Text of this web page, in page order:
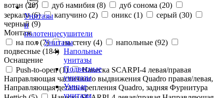
Унитазы
и
полотенцесушители
Унитазы
Напольные
унитазы
Подвесные
унитазы
Умные
унитазы
вотан (20) дуб намибия (8) дуб сонома (20)
зеркало (6) капучино (2) оникс (1) серый (30)
черный (9)
Монтаж
на пол (7) на стену (4) напольные (92)
подвесные (184)
Оснащение
Push-to-open (1)
Навеска SCARPI-4 левая/правая
Направляющая частичного выдвижения Quadro правая/левая,
Направляющая деталь крепления Quadro, задняя Фурнитура